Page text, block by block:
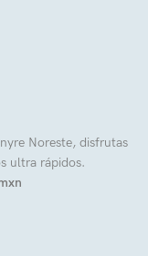
Noreste, disfrutas
ultra rápidos.